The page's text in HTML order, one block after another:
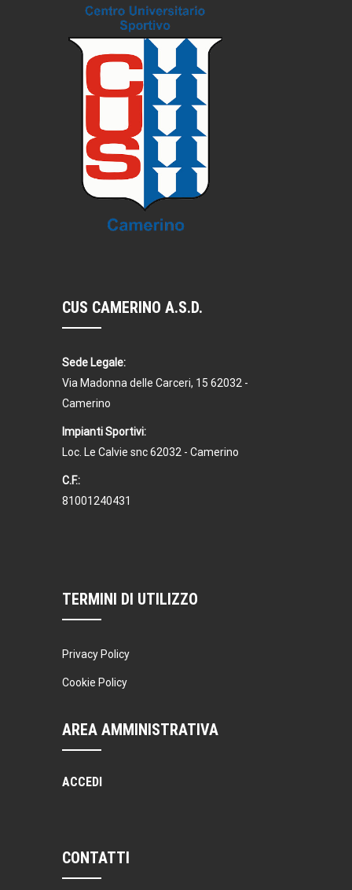
CUS CAMERINO A.S.D.
Sede Legale:
Via Madonna delle Carceri, 15 62032 -
Camerino
Impianti Sportivi:
Loc. Le Calvie snc 62032 - Camerino
C.F.:
81001240431
TERMINI DI UTILIZZO
Privacy Policy
Cookie Policy
AREA AMMINISTRATIVA
ACCEDI
CONTATTI